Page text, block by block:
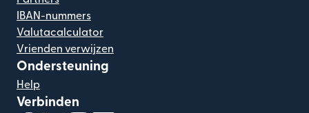
IBAN-nummers
Valutacalculator
Vrienden verwijzen
Ondersteuning
Help
Verbinden